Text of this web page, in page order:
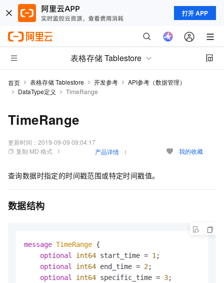
打开 APP
表格存储 Tablestore
首页 表格存储 Tablestore 开发参考
API参考（数据管理）
DataType定义
TimeRange
TimeRange
更新时间： 2019-09-09 09:04:17
复制 MD 格式
产品详情 我的收藏
查询数据时指定的时间戳范围或特定时间戳值。
数据结构
message TimeRange {
optional
int64 start_time = 1 ;
optional
int64 end_time = 2;
optional
int64 specific_time = 3;